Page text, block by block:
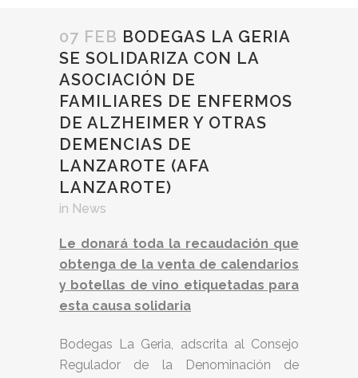
07 FEB BODEGAS LA GERIA
SE SOLIDARIZA CON LA
ASOCIACIÓN DE
FAMILIARES DE ENFERMOS
DE ALZHEIMER Y OTRAS
DEMENCIAS DE
LANZAROTE (AFA
LANZAROTE)
in News
Le donará toda la recaudación que
obtenga de la venta de calendarios
y botellas de vino etiquetadas para
esta causa solidaria
Bodegas La Geria, adscrita al Consejo
Regulador de la Denominación de